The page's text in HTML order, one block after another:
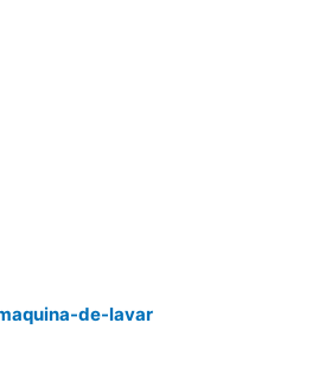
de-lavar